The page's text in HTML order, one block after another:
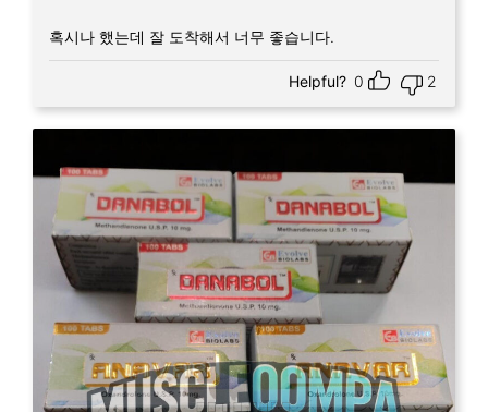
혹시나 했는데 잘 도착해서 너무 좋습니다.
Helpful? 0 2